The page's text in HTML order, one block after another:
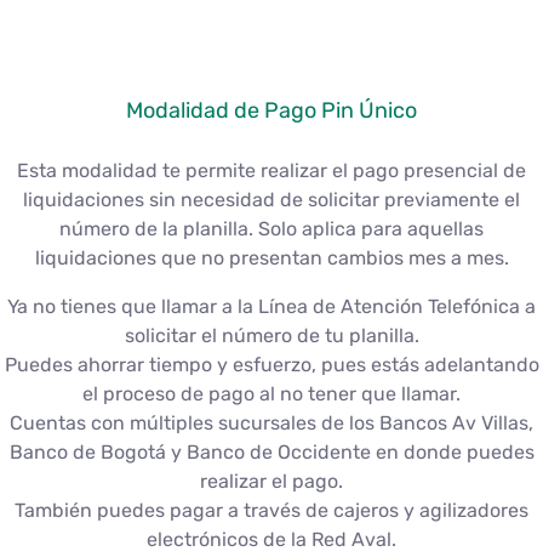
Modalidad de Pago Pin Único
Esta modalidad te permite realizar el pago presencial de
liquidaciones sin necesidad de solicitar previamente el
número de la planilla. Solo aplica para aquellas
liquidaciones que no presentan cambios mes a mes.
Ya no tienes que llamar a la Línea de Atención Telefónica a
solicitar el número de tu planilla.
Puedes ahorrar tiempo y esfuerzo, pues estás adelantando
el proceso de pago al no tener que llamar.
Cuentas con múltiples sucursales de los Bancos Av Villas,
Banco de Bogotá y Banco de Occidente en donde puedes
realizar el pago.
También puedes pagar a través de cajeros y agilizadores
electrónicos de la Red Aval.